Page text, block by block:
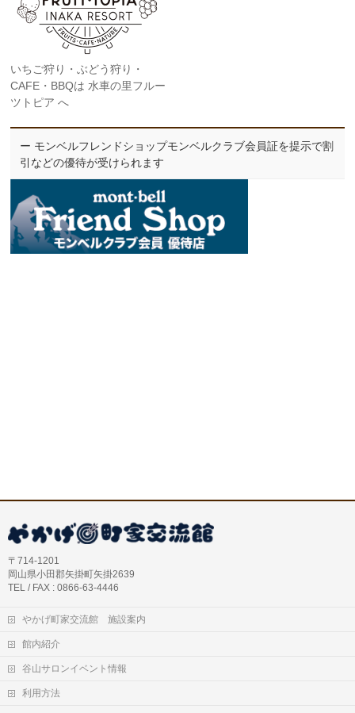
いちご狩り・ぶどう狩り・
CAFE・BBQは 水車の里フルー
ツトピア へ
ー モンベルフレンドショップモンベルクラブ会員証を提示で割
引などの優待が受けられます
〒714-1201
岡山県小田郡矢掛町矢掛2639
TEL / FAX : 0866-63-4446
やかげ町家交流館 施設案内
館内紹介
谷山サロンイベント情報
利用方法